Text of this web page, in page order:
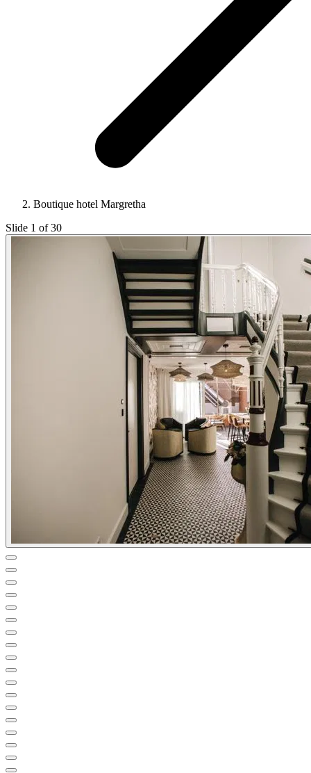
Boutique hotel Margretha
Slide 1 of 30